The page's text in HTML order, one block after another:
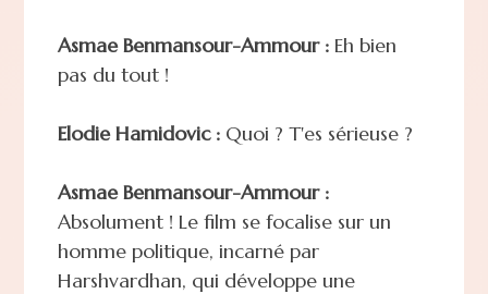
Asmae Benmansour-Ammour :Eh bien
pas du tout !
Elodie Hamidovic :Quoi ? T'es sérieuse ?
Asmae Benmansour-Ammour :
Absolument ! Le film se focalise sur un
homme politique, incarné par
Harshvardhan, qui développe une